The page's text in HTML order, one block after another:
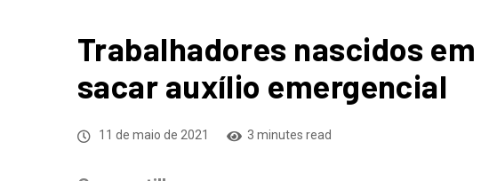
Trabalhadores nascidos
sacar auxílio emergencial
11 de maio de 2021 3 minutes read